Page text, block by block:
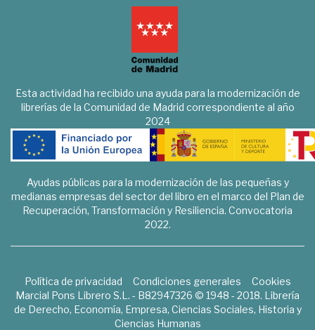
Esta actividad ha recibido una ayuda para la modernización de
librerías de la Comunidad de Madrid correspondiente al año
2024
Ayudas públicas para la modernización de las pequeñas y
medianas empresas del sector del libro en el marco del Plan de
Recuperación, Transformación y Resiliencia. Convocatoria
2022.
Política de privacidad Condiciones generales
Cookies
Marcial Pons Librero S.L. - B82947326 © 1948 - 2018. Librería
de Derecho, Economía, Empresa, Ciencias Sociales, Historia y
Ciencias Humanas